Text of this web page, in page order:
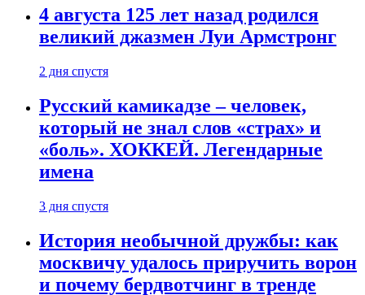
4 августа 125 лет назад родился
великий джазмен Луи Армстронг
2 дня спустя
Русский камикадзе – человек,
который не знал слов «страх» и
«боль». ХОККЕЙ. Легендарные
имена
3 дня спустя
История необычной дружбы: как
москвичу удалось приручить ворон
и почему бердвотчинг в тренде